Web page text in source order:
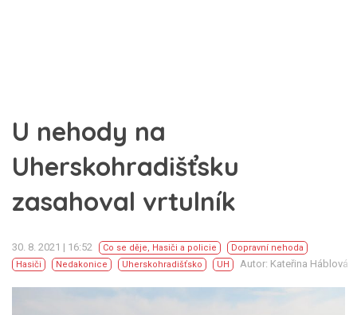
U nehody na
Uherskohradišťsku
zasahoval vrtulník
30. 8. 2021 | 16:52 Co se děje, Hasiči a policie
Dopravní nehoda
Hasiči
Nedakonice Uherskohradišťsko UH Autor: Kateřina Háblová